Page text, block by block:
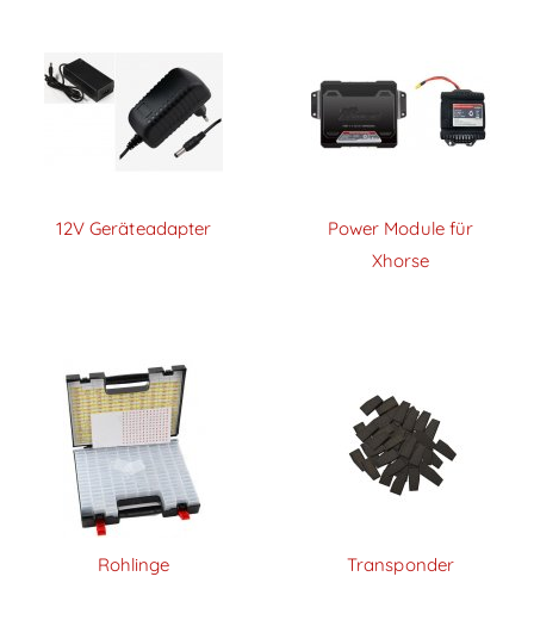
12V Geräteadapter
Power Module für
Xhorse
Rohlinge Transponder